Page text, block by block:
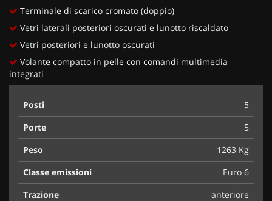
Terminale di scarico cromato (doppio)
Vetri laterali posteriori oscurati e lunotto riscaldato
Vetri posteriori e lunotto oscurati
Volante compatto in pelle con comandi multimedia
integrati
Posti
5
Porte
5
Peso
1263 Kg
Classe emissioni
Euro 6
Trazione
anteriore